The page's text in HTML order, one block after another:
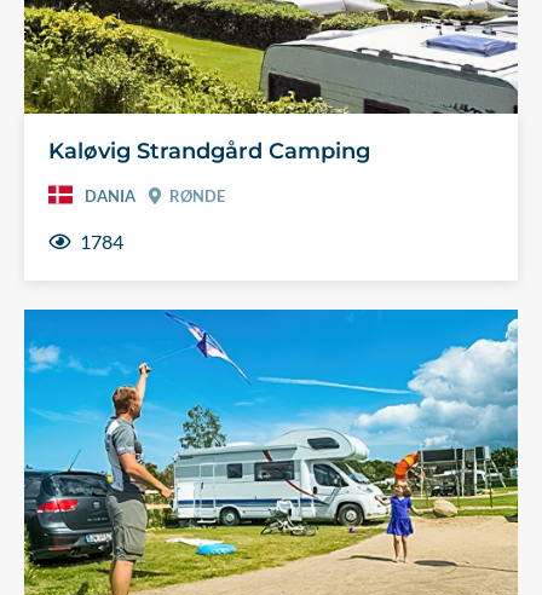
Kaløvig Strandgård Camping
DANIA RØNDE
1784